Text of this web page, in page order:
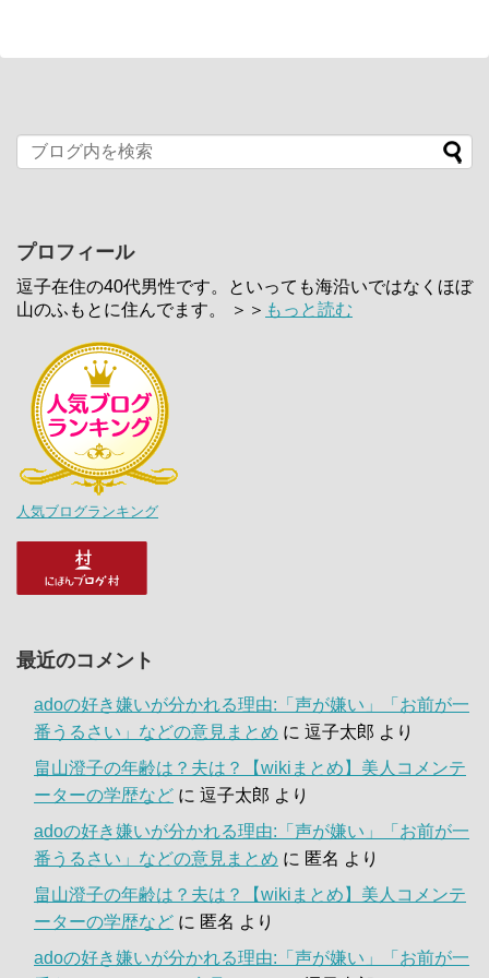
プロフィール
逗子在住の40代男性です。といっても海沿いではなくほぼ
山のふもとに住んでます。 ＞＞ もっと読む
人気ブログランキング
最近のコメント
adoの好き嫌いが分かれる理由:「声が嫌い」「お前が一
番うるさい」などの意見まとめ に 逗子太郎 より
畠山澄子の年齢は？夫は？【wikiまとめ】美人コメンテ
ーターの学歴など に 逗子太郎 より
adoの好き嫌いが分かれる理由:「声が嫌い」「お前が一
番うるさい」などの意見まとめ に 匿名 より
畠山澄子の年齢は？夫は？【wikiまとめ】美人コメンテ
ーターの学歴など に 匿名 より
adoの好き嫌いが分かれる理由:「声が嫌い」「お前が一